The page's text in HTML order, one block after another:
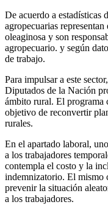
De acuerdo a estadísticas
agropecuarias
oleaginosa y son
agropecuario. y según
de trabajo.
Para impulsar a este
Diputados de la Nación
ámbito rural. El programa
objetivo de reconvertir
rurales.
En el apartado laboral,
a los trabajadores
contempla el costo y la
indemnizatorio. El mismo
prevenir la situación
a los trabajadores.